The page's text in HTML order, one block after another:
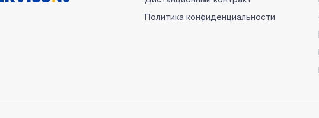
Политика конфиденциальности